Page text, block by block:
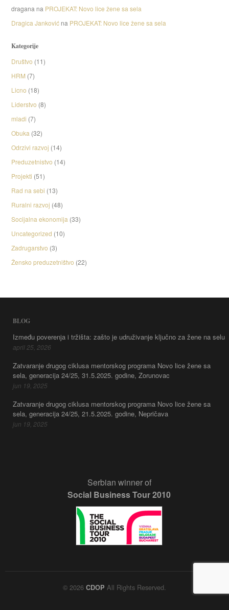
dragana na PROJEKAT: Novo lice žene sa sela
Dragica Jankovićna PROJEKAT: Novo lice žene sa sela
Kategorije
Društvo (11)
HRM (7)
Licno (18)
Liderstvo (8)
mladi (7)
Obuka (32)
Odrzivi razvoj (14)
Preduzetnistvo (14)
Projekti (51)
Rad na sebi (13)
Ruralni razvoj (48)
Socijalna ekonomija (33)
Uncategorized (10)
Zadrugarstvo (3)
Žensko preduzetništvo (22)
BLOG
Između poverenja i tržišta: zašto je udruživanje ključno za žene na selu
april 25, 2026
Zatvaranje drugog ciklusa mentorskog programa Novo lice žene sa
sela, generacija 24/25, 31.5.2025. godine, Zorunovac
jun 19, 2025
Zatvaranje drugog ciklusa mentorskog programa Novo lice žene sa
sela, generacija 24/25, 21.5.2025. godine, Nepričava
jun 19, 2025
Serbian winner of
Social Business Tour 2010
© 2026 CDOP All Rights Reserved.